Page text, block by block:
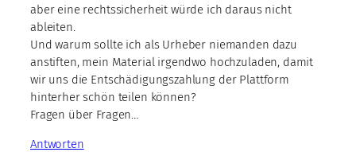
aber eine rechtssicherheit würde ich daraus nicht
ableiten.
Und warum sollte ich als Urheber niemanden dazu
anstiften, mein Material irgendwo hochzuladen, damit
wir uns die Entschädigungszahlung der Plattform
hinterher schön teilen können?
Fragen über Fragen…
Antworten